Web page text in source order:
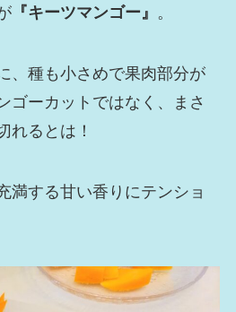
『キーツマンゴー』 。
、種も小さめで果肉部分が
ゴーカットではなく、まさ
れるとは！
満する甘い香りにテンショ